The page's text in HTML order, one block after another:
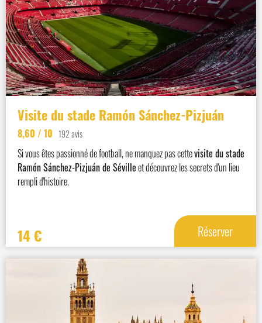
Visite du stade Ramón Sánchez-Pizjuán
8,60 / 10 192 avis
Si vous êtes passionné de football, ne manquez pas cettevisite du stade
Ramón Sánchez-Pizjuán de Sévilleet découvrez les secrets d'un lieu
rempli d'histoire.
14€ Réserver